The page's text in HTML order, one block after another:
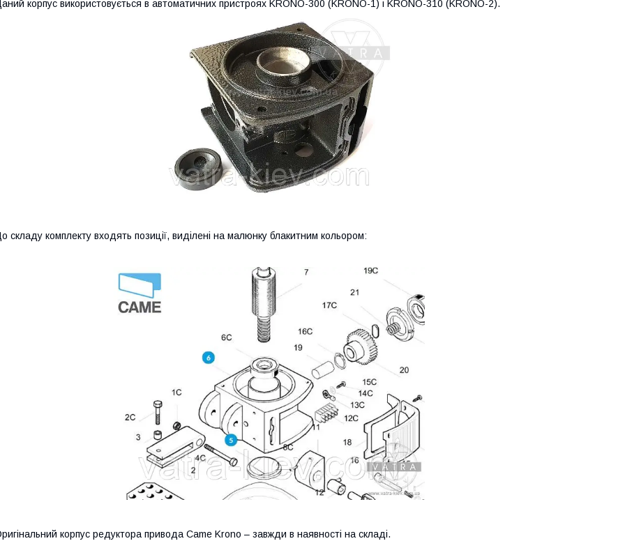
корпус використовується в автоматичних пристроях KRONO-300 (KRONO-1) і KRONO-310 (KRONO-2).
складу комплекту входять позиції, виділені на малюнку блакитним кольором:
корпус редуктора привода Came Krono – завжди в наявності на складі.